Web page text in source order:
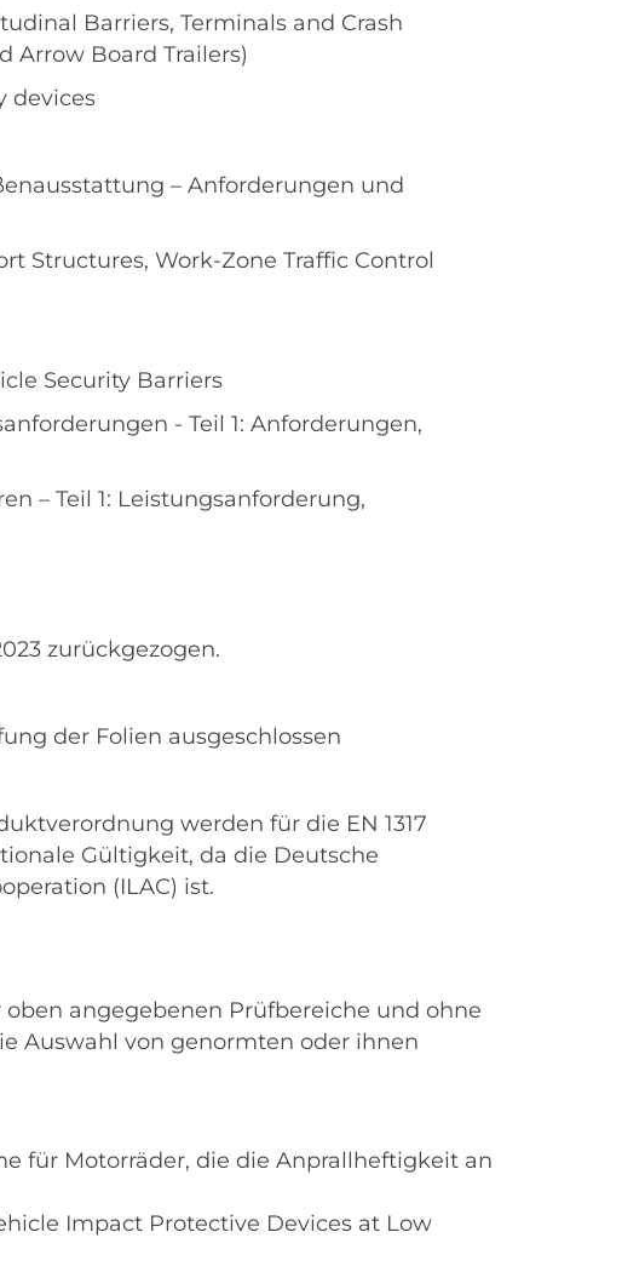
Barriers, Terminals and Crash
Arrow Board Trailers)
devices
– Anforderungen und
Structures, Work-Zone Traffic Control
Security Barriers
- Teil 1: Anforderungen,
– Teil 1: Leistungsanforderung,
zurückgezogen.
der Folien ausgeschlossen
werden für die EN 1317
Gültigkeit, da die Deutsche
(ILAC) ist.
angegebenen Prüfbereiche und ohne
Auswahl von genormten oder ihnen
für Motorräder, die die Anprallheftigkeit an
Impact Protective Devices at Low